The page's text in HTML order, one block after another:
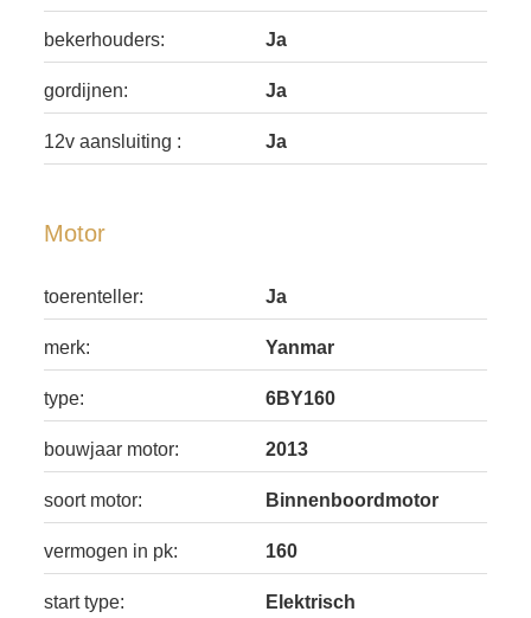
bekerhouders: Ja
gordijnen: Ja
12v aansluiting : Ja
Motor
toerenteller: Ja
merk: Yanmar
type: 6BY160
bouwjaar motor: 2013
soort motor: Binnenboordmotor
vermogen in pk: 160
start type: Elektrisch